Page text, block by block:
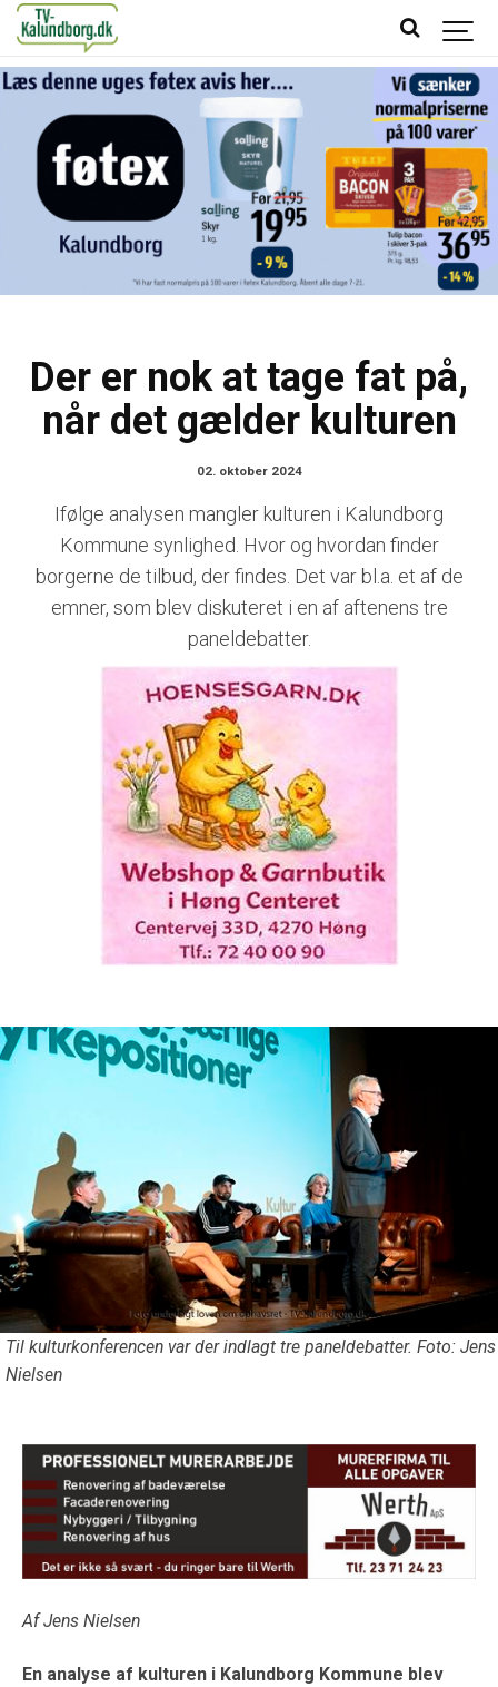
Der er nok at tage fat på,
når det gælder kulturen
02. oktober 2024
Ifølge analysen mangler kulturen i Kalundborg
Kommune synlighed. Hvor og hvordan finder
borgerne de tilbud, der findes. Det var bl.a. et af de
emner, som blev diskuteret i en af aftenens tre
paneldebatter.
Til kulturkonferencen var der indlagt tre paneldebatter. Foto: Jens
Nielsen
Af Jens Nielsen
En analyse af kulturen i Kalundborg Kommune blev